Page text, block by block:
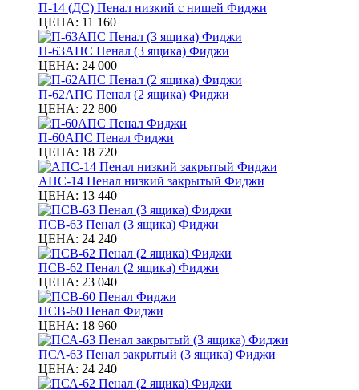
П-14 (ДС) Пенал низкий с нишей Фиджи
ЦЕНА: 11 160
П-63АПС Пенал (3 ящика) Фиджи
ЦЕНА: 24 000
П-62АПС Пенал (2 ящика) Фиджи
ЦЕНА: 22 800
П-60АПС Пенал Фиджи
ЦЕНА: 18 720
АПС-14 Пенал низкий закрытый Фиджи
ЦЕНА: 13 440
ПСВ-63 Пенал (3 ящика) Фиджи
ЦЕНА: 24 240
ПСВ-62 Пенал (2 ящика) Фиджи
ЦЕНА: 23 040
ПСВ-60 Пенал Фиджи
ЦЕНА: 18 960
ПСА-63 Пенал закрытый (3 ящика) Фиджи
ЦЕНА: 24 240